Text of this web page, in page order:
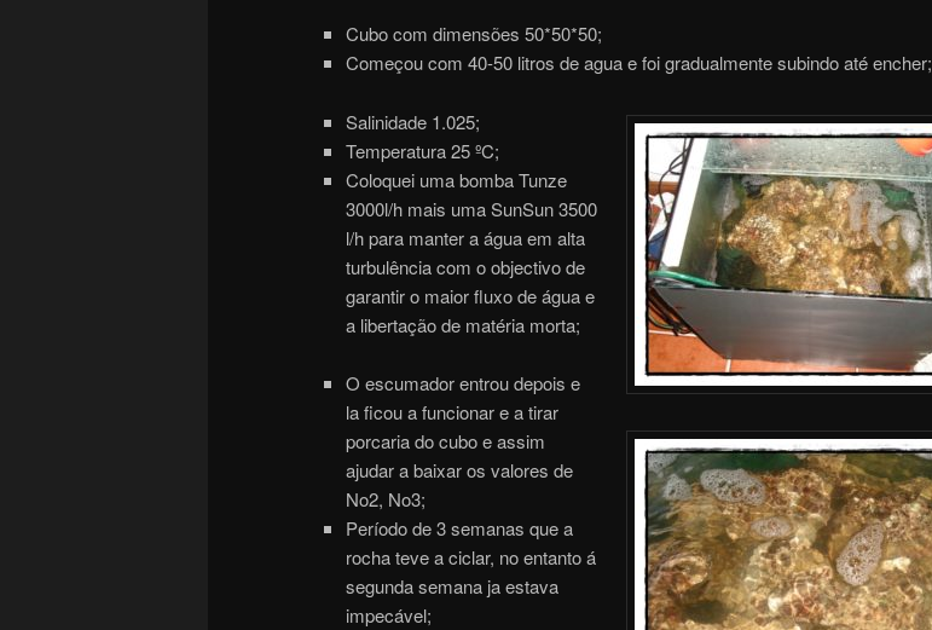
Cubo com dimensões 50*50*50;
Começou com 40-50 litros de agua e foi gradualmente subindo até encher;
Salinidade 1.025;
Temperatura 25 ºC;
Coloquei uma bomba Tunze
3000l/h mais uma SunSun 3500
l/h para manter a água em alta
turbulência com o objectivo de
garantir o maior fluxo de água e
a libertação de matéria morta;
O escumador entrou depois e
la ficou a funcionar e a tirar
porcaria do cubo e assim
ajudar a baixar os valores de
No2, No3;
Período de 3 semanas que a
rocha teve a ciclar, no entanto á
segunda semana ja estava
impecável;